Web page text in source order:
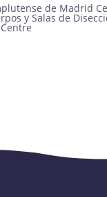
de Madrid
y Salas de